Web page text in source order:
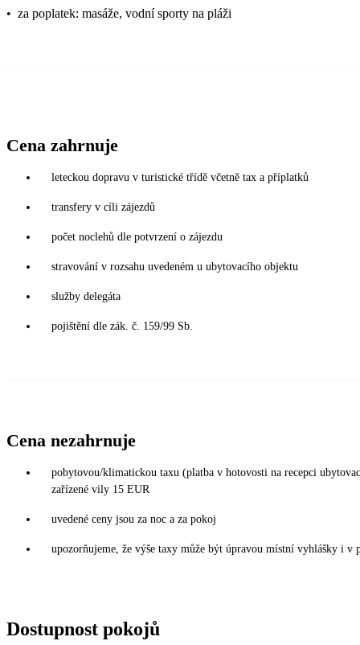
• za poplatek: masáže, vodní sporty na pláži
Cena zahrnuje
leteckou dopravu v turistické třídě včetně tax a příplatků
transfery v cíli zájezdů
počet noclehů dle potvrzení o zájezdu
stravování v rozsahu uvedeném u ubytovacího objektu
služby delegáta
pojištění dle zák. č. 159/99 Sb.
Cena nezahrnuje
pobytovou/klimatickou taxu (platba v hotovosti na recepci
zařízené vily 15 EUR
uvedené ceny jsou za noc a za pokoj
upozorňujeme, že výše taxy může být úpravou místní vyhlášky i
Dostupnost pokojů